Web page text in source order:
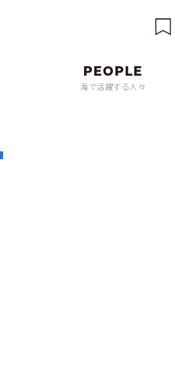
海で活躍する人々